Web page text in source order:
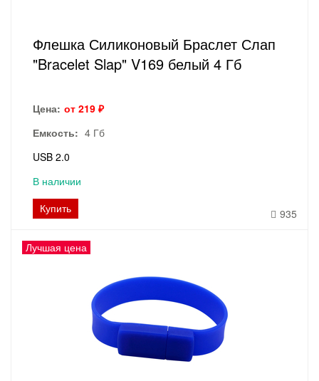
Флешка Силиконовый Браслет Слап
"Bracelet Slap" V169 белый 4 Гб
Цена: от 219 ₽
Емкость: 4 Гб
USB 2.0
В наличии
Купить
935
Лучшая цена